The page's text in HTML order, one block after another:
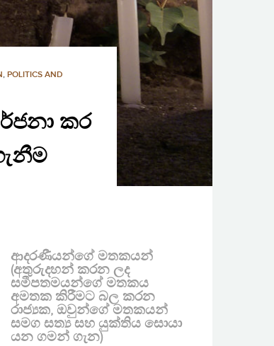
, POLITICS AND
කර
ආදරණීයන්ගේ මතකයන්
(අතුරුදහන් කරන ලද
සමීපතමයන්ගේ මතකය
අමතක කිරීමට බල කරන
රාජ්‍යක, ඔවුන්ගේ මතකයන්
සමග සත්‍ය සහ යුක්තිය සොයා
යන ගමන් ගැන)